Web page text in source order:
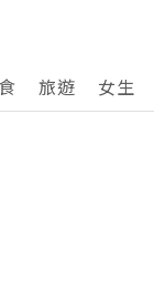
旅遊 女生